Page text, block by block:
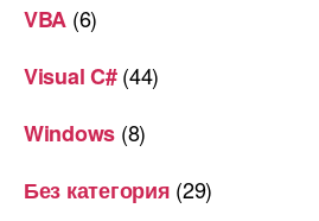
VBA (6)
Visual C#(44)
Windows (8)
Без категория (29)